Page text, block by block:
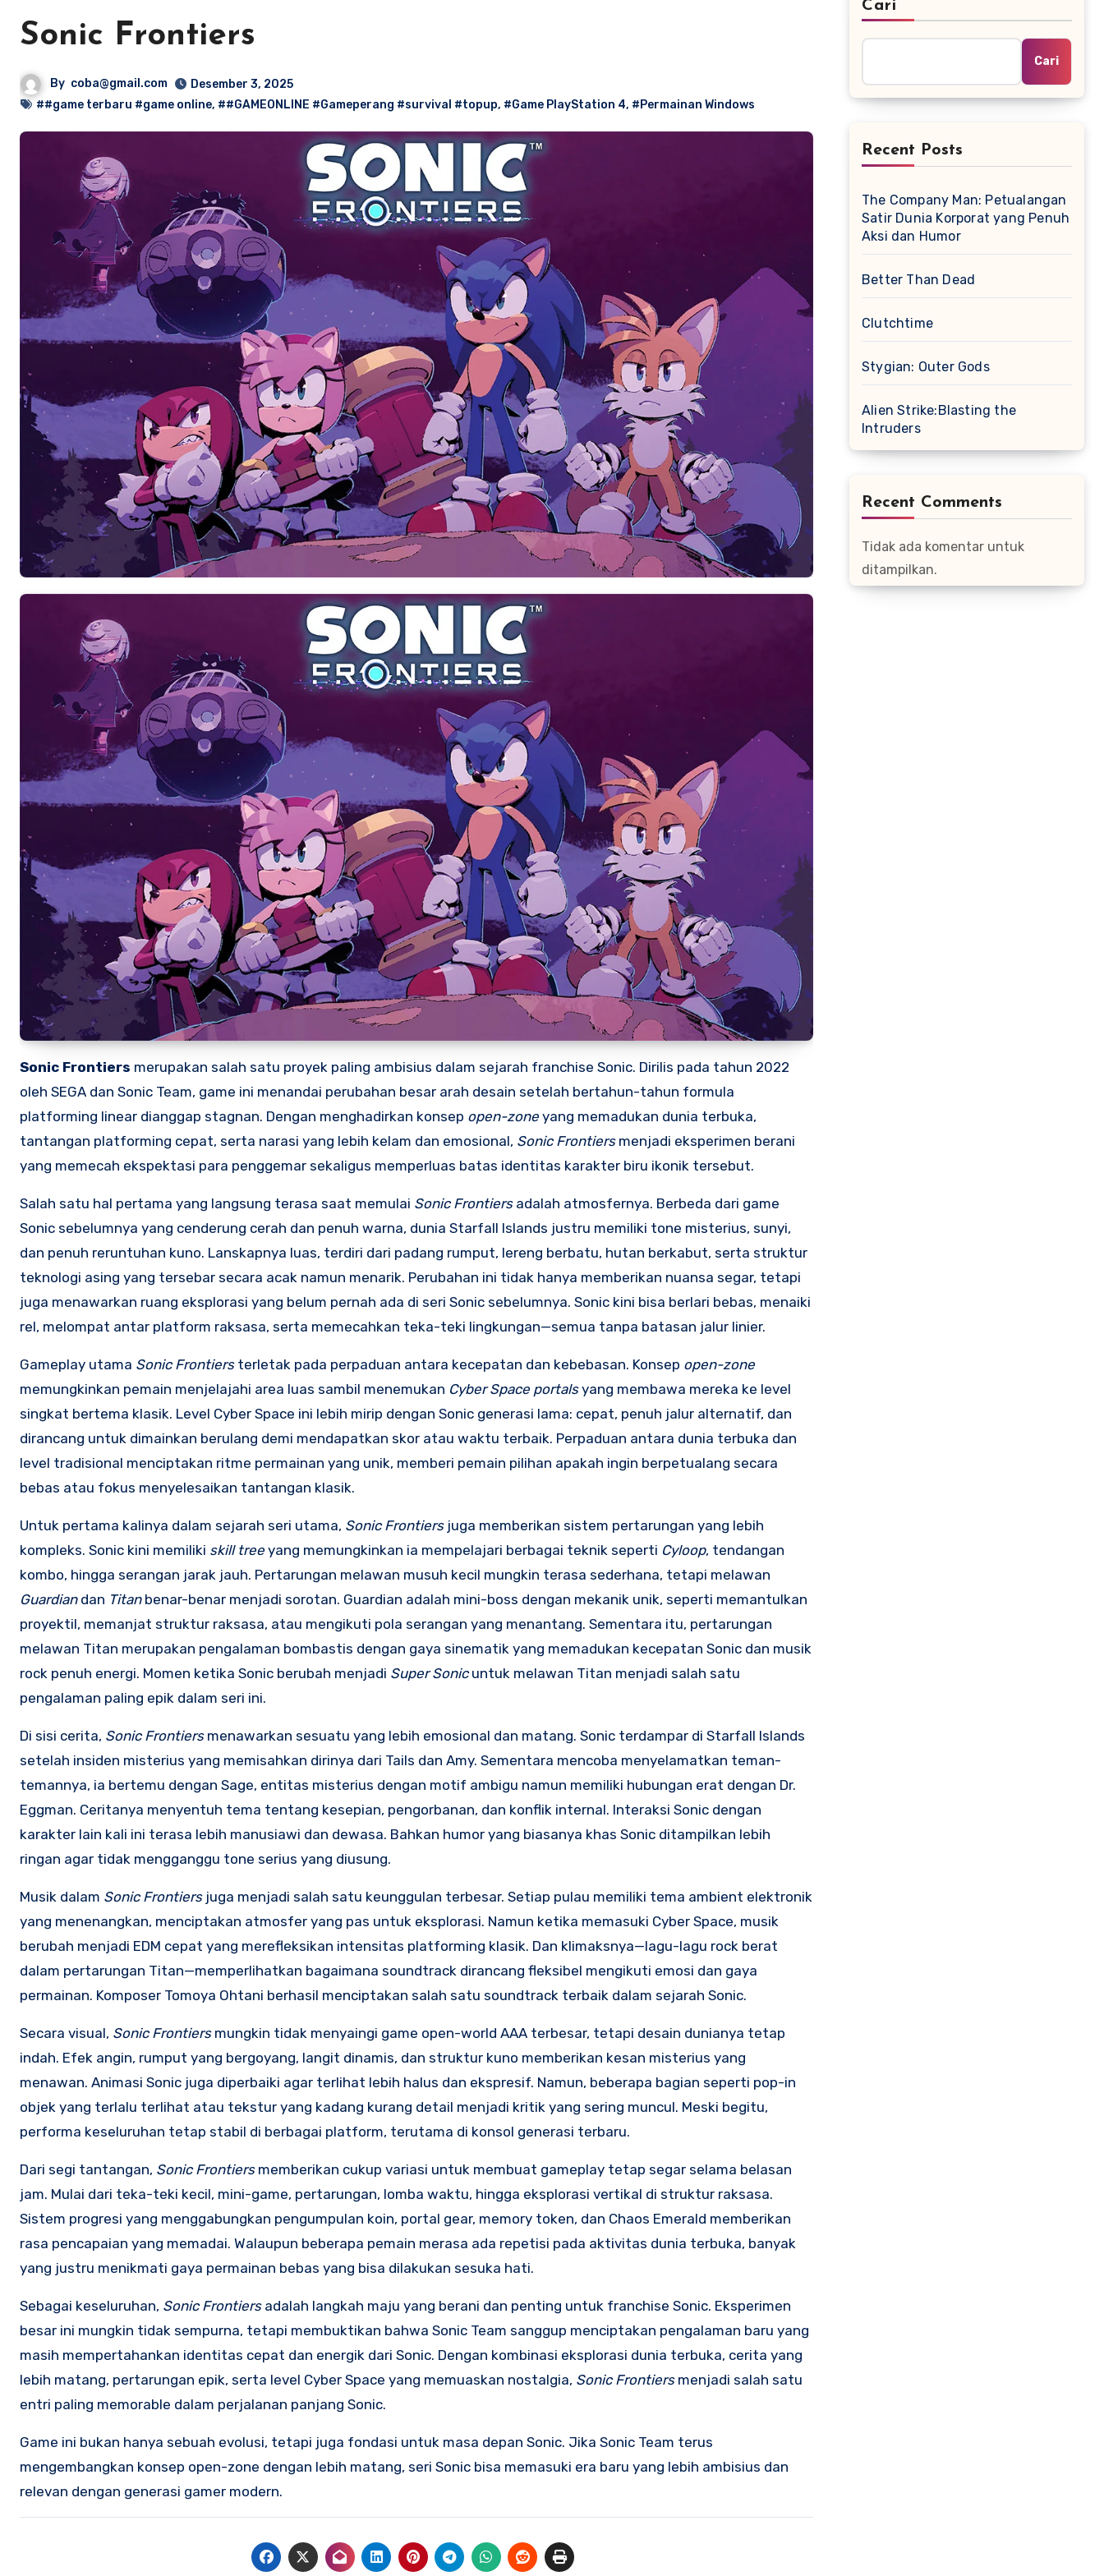
Sonic Frontiers
By coba@gmail.com
Desember 3, 2025
##game terbaru #game online, ##GAMEONLINE #Gameperang #survival #topup, #Game PlayStation 4, #Permainan Windows
Sonic Frontiers merupakan salah satu proyek paling ambisius dalam sejarah franchise Sonic. Dirilis pada tahun 2022
oleh SEGA dan Sonic Team, game ini menandai perubahan besar arah desain setelah bertahun-tahun formula
platforming linear dianggap stagnan. Dengan menghadirkan konsep open-zone yang memadukan dunia terbuka,
tantangan platforming cepat, serta narasi yang lebih kelam dan emosional, Sonic Frontiersmenjadi eksperimen berani
yang memecah ekspektasi para penggemar sekaligus memperluas batas identitas karakter biru ikonik tersebut.
Salah satu hal pertama yang langsung terasa saat memulai Sonic Frontiersadalah atmosfernya. Berbeda dari game
Sonic sebelumnya yang cenderung cerah dan penuh warna, dunia Starfall Islands justru memiliki tone misterius, sunyi,
dan penuh reruntuhan kuno. Lanskapnya luas, terdiri dari padang rumput, lereng berbatu, hutan berkabut, serta struktur
teknologi asing yang tersebar secara acak namun menarik. Perubahan ini tidak hanya memberikan nuansa segar, tetapi
juga menawarkan ruang eksplorasi yang belum pernah ada di seri Sonic sebelumnya. Sonic kini bisa berlari bebas, menaiki
rel, melompat antar platform raksasa, serta memecahkan teka-teki lingkungan—semua tanpa batasan jalur linier.
Gameplay utama Sonic Frontiersterletak pada perpaduan antara kecepatan dan kebebasan. Konsep open-zone
memungkinkan pemain menjelajahi area luas sambil menemukan Cyber Space portalsyang membawa mereka ke level
singkat bertema klasik. Level Cyber Space ini lebih mirip dengan Sonic generasi lama: cepat, penuh jalur alternatif, dan
dirancang untuk dimainkan berulang demi mendapatkan skor atau waktu terbaik. Perpaduan antara dunia terbuka dan
level tradisional menciptakan ritme permainan yang unik, memberi pemain pilihan apakah ingin berpetualang secara
bebas atau fokus menyelesaikan tantangan klasik.
Untuk pertama kalinya dalam sejarah seri utama, Sonic Frontiersjuga memberikan sistem pertarungan yang lebih
kompleks. Sonic kini memiliki skill tree yang memungkinkan ia mempelajari berbagai teknik seperti Cyloop, tendangan
kombo, hingga serangan jarak jauh. Pertarungan melawan musuh kecil mungkin terasa sederhana, tetapi melawan
Guardiandan Titanbenar-benar menjadi sorotan. Guardian adalah mini-boss dengan mekanik unik, seperti memantulkan
proyektil, memanjat struktur raksasa, atau mengikuti pola serangan yang menantang. Sementara itu, pertarungan
melawan Titan merupakan pengalaman bombastis dengan gaya sinematik yang memadukan kecepatan Sonic dan musik
rock penuh energi. Momen ketika Sonic berubah menjadi Super Sonicuntuk melawan Titan menjadi salah satu
pengalaman paling epik dalam seri ini.
Di sisi cerita, Sonic Frontiersmenawarkan sesuatu yang lebih emosional dan matang. Sonic terdampar di Starfall Islands
setelah insiden misterius yang memisahkan dirinya dari Tails dan Amy. Sementara mencoba menyelamatkan teman-
temannya, ia bertemu dengan Sage, entitas misterius dengan motif ambigu namun memiliki hubungan erat dengan Dr.
Eggman. Ceritanya menyentuh tema tentang kesepian, pengorbanan, dan konflik internal. Interaksi Sonic dengan
karakter lain kali ini terasa lebih manusiawi dan dewasa. Bahkan humor yang biasanya khas Sonic ditampilkan lebih
ringan agar tidak mengganggu tone serius yang diusung.
Musik dalam Sonic Frontiersjuga menjadi salah satu keunggulan terbesar. Setiap pulau memiliki tema ambient elektronik
yang menenangkan, menciptakan atmosfer yang pas untuk eksplorasi. Namun ketika memasuki Cyber Space, musik
berubah menjadi EDM cepat yang merefleksikan intensitas platforming klasik. Dan klimaksnya—lagu-lagu rock berat
dalam pertarungan Titan—memperlihatkan bagaimana soundtrack dirancang fleksibel mengikuti emosi dan gaya
permainan. Komposer Tomoya Ohtani berhasil menciptakan salah satu soundtrack terbaik dalam sejarah Sonic.
Secara visual, Sonic Frontiersmungkin tidak menyaingi game open-world AAA terbesar, tetapi desain dunianya tetap
indah. Efek angin, rumput yang bergoyang, langit dinamis, dan struktur kuno memberikan kesan misterius yang
menawan. Animasi Sonic juga diperbaiki agar terlihat lebih halus dan ekspresif. Namun, beberapa bagian seperti pop-in
objek yang terlalu terlihat atau tekstur yang kadang kurang detail menjadi kritik yang sering muncul. Meski begitu,
performa keseluruhan tetap stabil di berbagai platform, terutama di konsol generasi terbaru.
Dari segi tantangan, Sonic Frontiersmemberikan cukup variasi untuk membuat gameplay tetap segar selama belasan
jam. Mulai dari teka-teki kecil, mini-game, pertarungan, lomba waktu, hingga eksplorasi vertikal di struktur raksasa.
Sistem progresi yang menggabungkan pengumpulan koin, portal gear, memory token, dan Chaos Emerald memberikan
rasa pencapaian yang memadai. Walaupun beberapa pemain merasa ada repetisi pada aktivitas dunia terbuka, banyak
yang justru menikmati gaya permainan bebas yang bisa dilakukan sesuka hati.
Sebagai keseluruhan, Sonic Frontiersadalah langkah maju yang berani dan penting untuk franchise Sonic. Eksperimen
besar ini mungkin tidak sempurna, tetapi membuktikan bahwa Sonic Team sanggup menciptakan pengalaman baru yang
masih mempertahankan identitas cepat dan energik dari Sonic. Dengan kombinasi eksplorasi dunia terbuka, cerita yang
lebih matang, pertarungan epik, serta level Cyber Space yang memuaskan nostalgia, Sonic Frontiersmenjadi salah satu
entri paling memorable dalam perjalanan panjang Sonic.
Game ini bukan hanya sebuah evolusi, tetapi juga fondasi untuk masa depan Sonic. Jika Sonic Team terus
mengembangkan konsep open-zone dengan lebih matang, seri Sonic bisa memasuki era baru yang lebih ambisius dan
relevan dengan generasi gamer modern.
Cari
Cari
Recent Posts
The Company Man: Petualangan
Satir Dunia Korporat yang Penuh
Aksi dan Humor
Better Than Dead
Clutchtime
Stygian: Outer Gods
Alien Strike:Blasting the
Intruders
Recent Comments
Tidak ada komentar untuk
ditampilkan.